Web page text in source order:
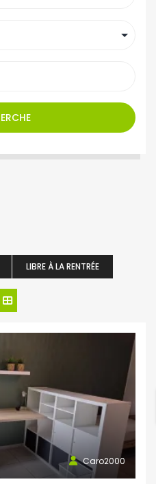
LIBRE À LA RENTRÉE
Caro2000